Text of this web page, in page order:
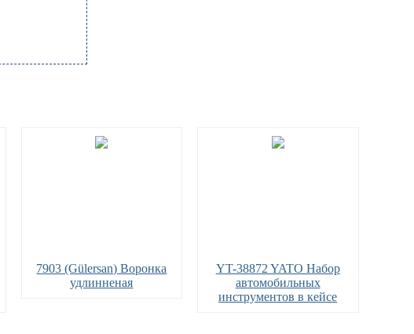
7903 (Gülersan) Воронка
удлинненая
YT-38872 YATO Набор
автомобильных
инструментов в кейсе